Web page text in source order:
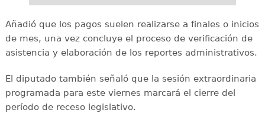
Añadió que los pagos suelen realizarse a finales o inicios
de mes, una vez concluye el proceso de verificación de
asistencia y elaboración de los reportes administrativos.
El diputado también señaló que la sesión extraordinaria
programada para este viernes marcará el cierre del
período de receso legislativo.